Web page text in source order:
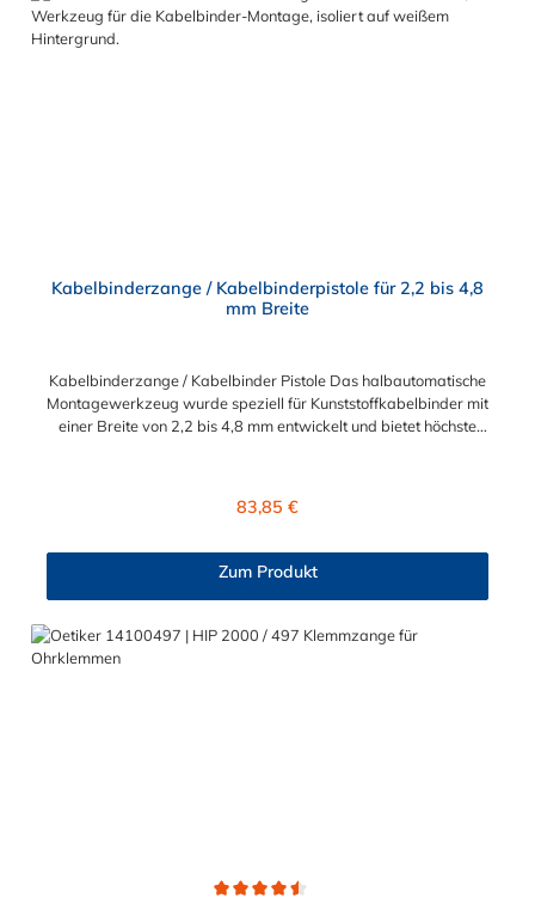
Kabelbinderzange / Kabelbinderpistole für 2,2 bis 4,8
mm Breite
Kabelbinderzange / Kabelbinder Pistole Das halbautomatische
Montagewerkzeug wurde speziell für Kunststoffkabelbinder mit
einer Breite von 2,2 bis 4,8 mm entwickelt und bietet höchste
Bereichen. Technische Daten Gewicht: 0,506 kg
Zolltarifnummer: 82054000 Herkunftsland: Italien
Regulärer Preis:
83,85 €
Zum Produkt